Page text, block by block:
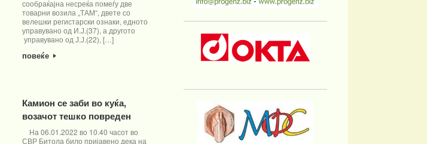
сообраќајна несреќа помеѓу две
товарни возила „ТАМ“, двете со
велешки регистарски ознаки, едното
управувано од И.Ј.(37), а другото
управувано од Ј.Ј.(22), […]
повеќе
Камион се заби во куќа,
возачот тешко повреден
На 06.01.2022 во 10.40 часот во
СВР Битола било пријавено дека на